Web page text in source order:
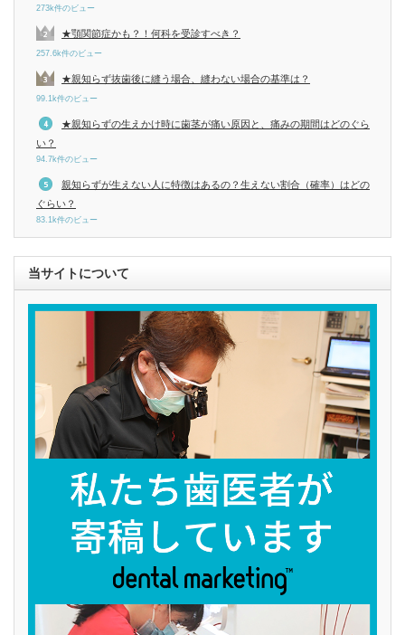
273k件のビュー
★顎関節症かも？！何科を受診すべき？
257.6k件のビュー
★親知らず抜歯後に縫う場合、縫わない場合の基準は？
99.1k件のビュー
★親知らずの生えかけ時に歯茎が痛い原因と、痛みの期間はどのぐら
い？
94.7k件のビュー
親知らずが生えない人に特徴はあるの？生えない割合（確率）はどの
ぐらい？
83.1k件のビュー
当サイトについて